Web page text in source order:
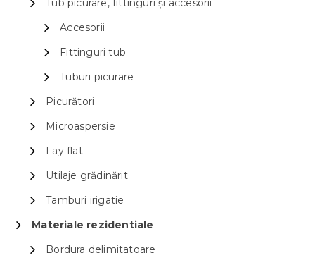
Accesorii
Fittinguri tub
Tuburi picurare
Picurători
Microaspersie
Lay flat
Utilaje grădinărit
Tamburi irigatie
Materiale rezidentiale
Bordura delimitatoare